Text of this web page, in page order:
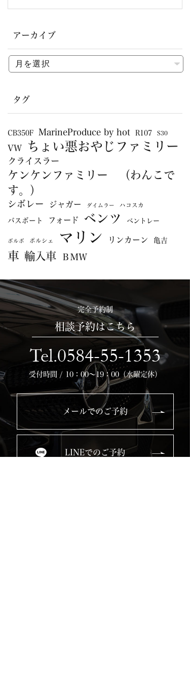
アーカイブ
タグ
CB350F MarineProduce by hot R107 S30
VW ちょい悪おやじファミリー
クライスラー
ケンケンファミリー （わんこで
す。）
シボレー ジャガー ダイムラー ハコスカ
バスボート フォード ベンツ ベントレー
ボルボ ポルシェ マリン リンカーン 亀吉
車 輸入車 ＢＭＷ
完全予約制
相談予約はこちら
Tel.0584-55-1353
受付時間 / 10：00～19：00（水曜定休）
メールでのご予約
LINEでのご予約